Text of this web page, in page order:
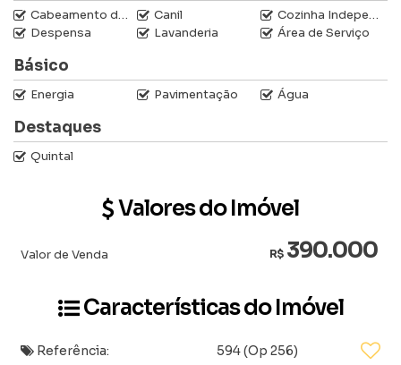
Cabeamento de Internet Canil
Cozinha Independente
Despensa
Lavanderia Área de Serviço
Básico
Energia Pavimentação Água
Destaques
Quintal
Valores do Imóvel
R$390.000
Valor de Venda
Características do Imóvel
Referência: 594(Op 256)